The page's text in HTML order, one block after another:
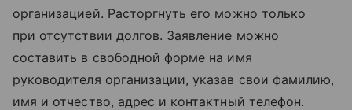
организацией. Расторгнуть его можно только
при отсутствии долгов. Заявление можно
составить в свободной форме на имя
руководителя организации, указав свои фамилию,
имя и отчество, адрес и контактный телефон.